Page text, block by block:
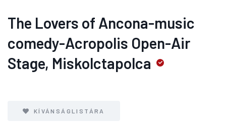
The Lovers of Ancona-music
comedy-Acropolis Open-Air
Stage, Miskolctapolca
KÍVÁNSÁGLISTÁRA